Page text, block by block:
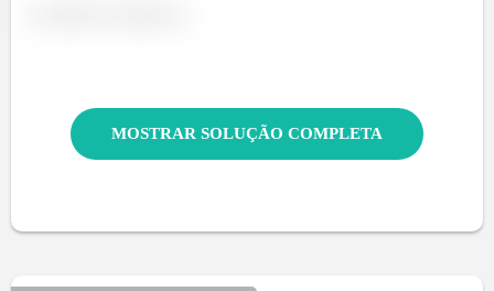
MOSTRAR SOLUÇÃO COMPLETA